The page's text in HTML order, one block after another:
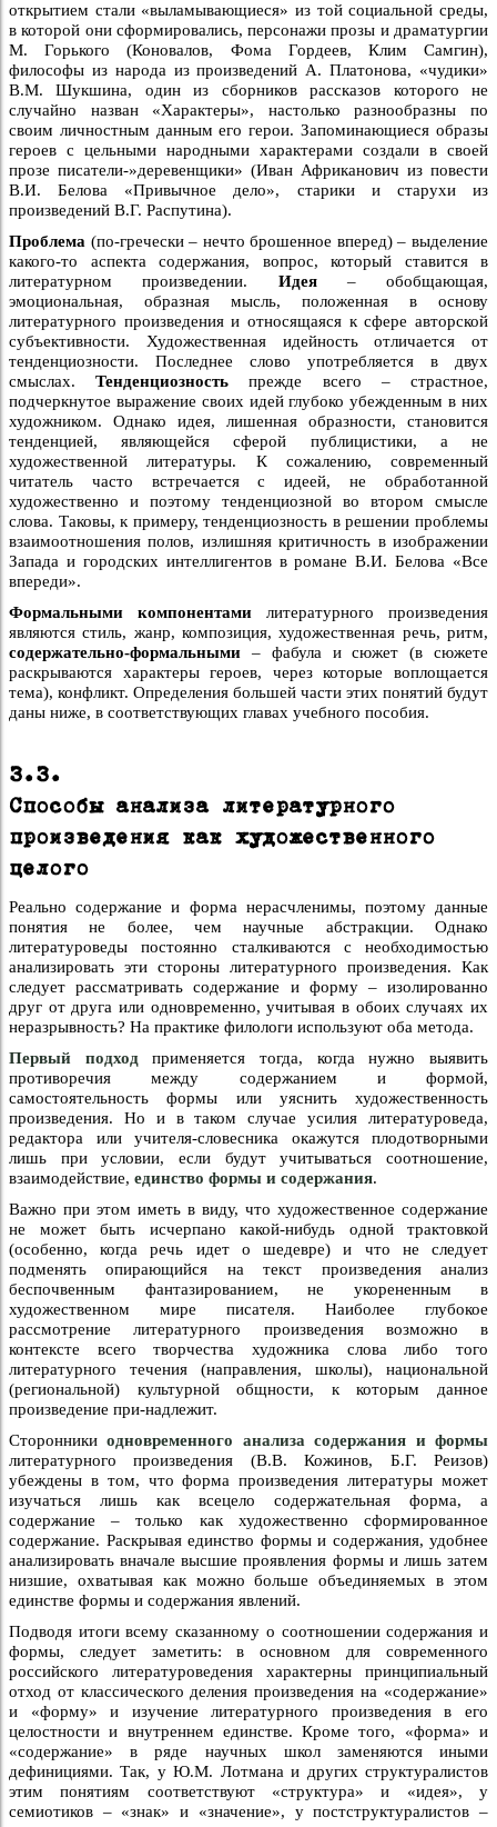
открытием стали «выламывающиеся» из той социальной среды,
в которой они сформировались, персонажи прозы и драматургии
М. Горького (Коновалов, Фома Гордеев, Клим Самгин),
философы из народа из произведений А. Платонова, «чудики»
В.М. Шукшина, один из сборников рассказов которого не
случайно назван «Характеры», настолько разнообразны по
своим личностным данным его герои. Запоминающиеся образы
героев с цельными народными характерами создали в своей
прозе писатели-»деревенщики» (Иван Африканович из повести
В.И. Белова «Привычное дело», старики и старухи из
произведений В.Г. Распутина).
Проблема (по-гречески – нечто брошенное вперед) – выделение
какого-то аспекта содержания, вопрос, который ставится в
литературном произведении. Идея– обобщающая,
эмоциональная, образная мысль, положенная в основу
литературного произведения и относящаяся к сфере авторской
субъективности. Художественная идейность отличается от
тенденциозности. Последнее слово употребляется в двух
смыслах.Тенденциозность прежде всего – страстное,
подчеркнутое выражение своих идей глубоко убежденным в них
художником. Однако идея, лишенная образности, становится
тенденцией, являющейся сферой публицистики, а не
художественной литературы. К сожалению, современный
читатель часто встречается с идеей, не обработанной
художественно и поэтому тенденциозной во втором смысле
слова. Таковы, к примеру, тенденциозность в решении проблемы
взаимоотношения полов, излишняя критичность в изображении
Запада и городских интеллигентов в романе В.И. Белова «Все
впереди».
Формальными компонентами литературного произведения
являются стиль, жанр, композиция, художественная речь, ритм,
содержательно-формальными – фабула и сюжет (в сюжете
раскрываются характеры героев, через которые воплощается
тема), конфликт. Определения большей части этих понятий будут
даны ниже, в соответствующих главах учебного пособия.
3.3.
Способы анализа литературного
произведения как художественного
целого
Реально содержание и форма нерасчленимы, поэтому данные
понятия не более, чем научные абстракции. Однако
литературоведы постоянно сталкиваются с необходимостью
анализировать эти стороны литературного произведения. Как
следует рассматривать содержание и форму – изолированно
друг от друга или одновременно, учитывая в обоих случаях их
неразрывность? На практике филологи используют оба метода.
Первый подход применяется тогда, когда нужно выявить
противоречия между содержанием и формой,
самостоятельность формы или уяснить художественность
произведения. Но и в таком случае усилия литературоведа,
редактора или учителя-словесника окажутся плодотворными
лишь при условии, если будут учитываться соотношение,
взаимодействие, единство формы и содержания.
Важно при этом иметь в виду, что художественное содержание
не может быть исчерпано какой-нибудь одной трактовкой
(особенно, когда речь идет о шедевре) и что не следует
подменять опирающийся на текст произведения анализ
беспочвенным фантазированием, не укорененным в
художественном мире писателя. Наиболее глубокое
рассмотрение литературного произведения возможно в
контексте всего творчества художника слова либо того
литературного течения (направления, школы), национальной
(региональной) культурной общности, к которым данное
произведение при-надлежит.
Сторонникиодновременного анализа содержания и формы
литературного произведения (В.В. Кожинов, Б.Г. Реизов)
убеждены в том, что форма произведения литературы может
изучаться лишь как всецело содержательная форма, а
содержание – только как художественно сформированное
содержание. Раскрывая единство формы и содержания, удобнее
анализировать вначале высшие проявления формы и лишь затем
низшие, охватывая как можно больше объединяемых в этом
единстве формы и содержания явлений.
Подводя итоги всему сказанному о соотношении содержания и
формы, следует заметить: в основном для современного
российского литературоведения характерны принципиальный
отход от классического деления произведения на «содержание»
и «форму» и изучение литературного произведения в его
целостности и внутреннем единстве. Кроме того, «форма» и
«содержание» в ряде научных школ заменяются иными
дефинициями. Так, у Ю.М. Лотмана и других структуралистов
этим понятиям соответствуют «структура» и «идея», у
семиотиков – «знак» и «значение», у постструктуралистов –